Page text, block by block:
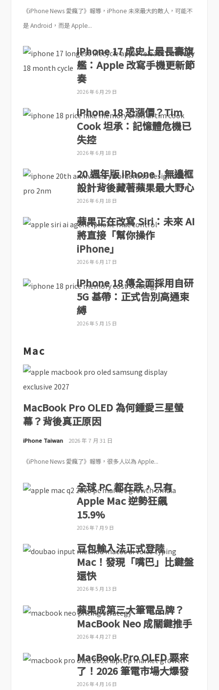
《iPhone News 愛瘋了》報導，iPhone 未來最大的敵人，可能不
是 Android，而是 Apple...
iPhone 17 成史上最長壽旗
艦：Apple 改寫手機更新節
奏
2026 年 6 月 29 日
iPhone 18 恐漲價？Tim
Cook 坦承：記憶體危機已
失控
2026 年 6 月 18 日
20 週年版 iPhone！無邊框
設計背後藏著蘋果最大野心
2026 年 6 月 18 日
蘋果正在改寫 Siri：未來 AI
將直接「幫你操作
iPhone」
2026 年 6 月 17 日
iPhone 18 傳全面採用自研
5G 基帶：正式告別高通束
縛
2026 年 5 月 15 日
Mac
MacBook Pro OLED 為何鍾愛三星螢
幕？背後真正原因
iPhone Taiwan 2026 年 7 月 31 日
《iPhone News 愛瘋了》報導，很多人以為 Apple...
全球 PC 都在跌，只有
Apple Mac 逆勢狂飆
15.9%
2026 年 7 月 9 日
豆包輸入法正式登陸
Mac！發現「嘴巴」比鍵盤
還快
2026 年 5 月 13 日
蘋果成第三大筆電品牌？
MacBook Neo 成關鍵推手
2026 年 4 月 27 日
MacBook Pro OLED 要來
了！2026 筆電市場大爆發
2026 年 4 月 16 日